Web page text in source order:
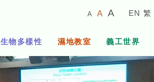
A
較
A
預
字
體
大
小
A
的
字
體
EN 繁
生物多樣性 濕地教室 義工世界